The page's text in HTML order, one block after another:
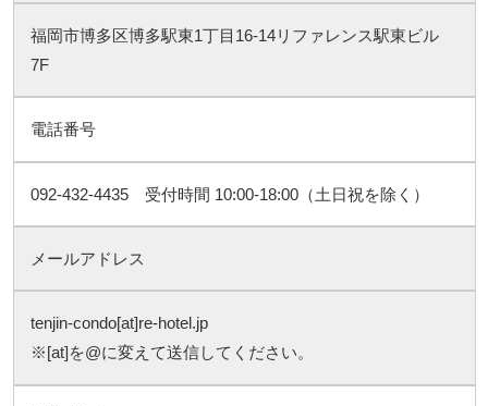
福岡市博多区博多駅東1丁目16-14リファレンス駅東ビル
7F
電話番号
092-432-4435 受付時間 10:00-18:00（土日祝を除く）
メールアドレス
tenjin-condo[at]re-hotel.jp
※[at]を@に変えて送信してください。